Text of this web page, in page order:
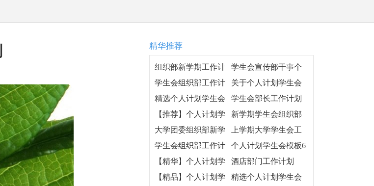
精华推荐
组织部新学期工作计
划|2018组织部新学期
工作计划范文
学生会宣传部干事个
人工作计划4篇
学生会组织部工作计
划书格式
关于个人计划学生会
模板汇编8篇
精选个人计划学生会
范文汇总九篇
学生会部长工作计划
例文
【推荐】个人计划学
生会锦集8篇
新学期学生会组织部
工作计划范文
大学团委组织部新学
期工作计划
上学期大学学生会工
作计划模板推荐
学生会组织部工作计
划书最新版
个人计划学生会模板6
篇
【精华】个人计划学
生会模板汇编5篇
酒店部门工作计划
【精品】个人计划学
精选个人计划学生会